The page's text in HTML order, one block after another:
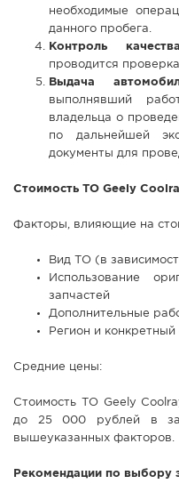
необходимые
данного пробега.
Контроль
проводится
Выдача
выполнявший
владельца о
по дальнейшей
документы для
Стоимость ТО Geely
Факторы, влияющие на
Вид ТО (в
Использование
запчастей
Дополнительные
Регион и
Средние цены:
Стоимость ТО Geely
до 25 000 рублей в
вышеуказанных факторов.
Рекомендации по выбору